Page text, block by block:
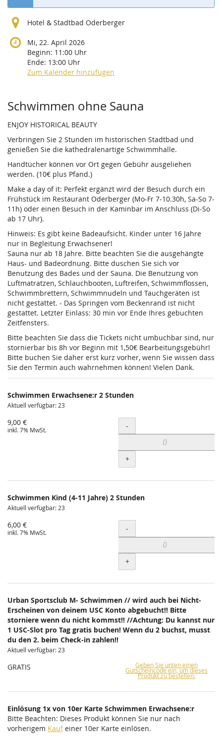
Hotel & Stadtbad Oderberger
Mi, 22. April 2026
Beginn: 11:00 Uhr
Ende: 13:00 Uhr
Zum Kalender hinzufügen
Produkte
Schwimmen ohne Sauna
ENJOY HISTORICAL BEAUTY
Verbringen Sie 2 Stunden im historischen Stadtbad und
genießen Sie die kathedralenartige Schwimmhalle.
Handtücher können vor Ort gegen Gebühr ausgeliehen
werden. (10€ plus Pfand.)
Make a day of it: Perfekt ergänzt wird der Besuch durch ein
Frühstück im Restaurant Oderberger (Mo-Fr 7-10.30h, Sa-So 7-
11h) oder einen Besuch in der Kaminbar im Anschluss (Di-So
ab 17 Uhr).
Hinweis: Es gibt keine Badeaufsicht. Kinder unter 16 Jahre
nur in Begleitung Erwachsener!
Sauna nur ab 18 Jahre. Bitte beachten Sie die ausgehängte
Haus- und Badeordnung. Bitte duschen Sie sich vor
Benutzung des Bades und der Sauna. Die Benutzung von
Luftmatratzen, Schlauchbooten, Luftreifen, Schwimmflossen,
Schwimmbrettern, Schwimmnudeln und Tauchgeräten ist
nicht gestattet. - Das Springen vom Beckenrand ist nicht
gestattet. Letzter Einlass: 30 min vor Ende Ihres gebuchten
Zeitfensters.
Bitte beachten Sie dass die Tickets nicht umbuchbar sind, nur
stornierbar bis 8h vor Beginn mit 1,50€ Bearbeitungsgebühr!
Bitte buchen Sie daher erst kurz vorher, wenn Sie wissen dass
Sie den Termin auch wahrnehmen können! Vielen Dank.
Schwimmen Erwachsene:r 2 Stunden
Aktuell verfügbar: 23
9,00 €
inkl. 7% MwSt. Menge
-
+
Schwimmen Kind (4-11 Jahre) 2 Stunden
Aktuell verfügbar: 23
6,00 €
inkl. 7% MwSt. Menge
-
+
Urban Sportsclub M- Schwimmen // wird auch bei Nicht-
Erscheinen von deinem USC Konto abgebucht!! Bitte
storniere wenn du nicht kommst!! //Achtung: Du kannst nur
1 USC-Slot pro Tag gratis buchen! Wenn du 2 buchst, musst
du den 2. beim Check-in zahlen!!
Aktuell verfügbar: 23
GRATIS Geben Sie unten einen
Gutscheincode ein, um dieses
Produkt zu bestellen.
Einlösung 1x von 10er Karte Schwimmen Erwachsene:r
Bitte Beachten: Dieses Produkt können Sie nur nach
vorherigem Kaufeiner 10er Karte einlösen.